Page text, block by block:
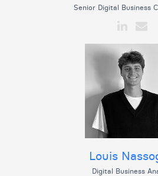
Senior Digital Business
Louis
Digital Business